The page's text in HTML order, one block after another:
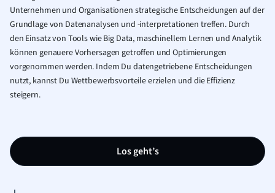
Unternehmen und Organisationen strategische Entscheidungen auf der
Grundlage von Datenanalysen und -interpretationen treffen. Durch
den Einsatz von Tools wie Big Data, maschinellem Lernen und Analytik
können genauere Vorhersagen getroffen und Optimierungen
vorgenommen werden. Indem Du datengetriebene Entscheidungen
nutzt, kannst Du Wettbewerbsvorteile erzielen und die Effizienz
steigern.
Los geht’s